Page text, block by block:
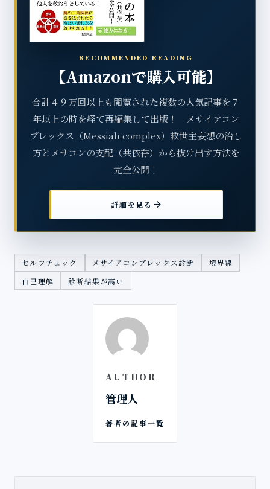
RECOMMENDED READING
【Amazonで購入可能】
合計４９万回以上も閲覧された複数の人気記事を７
年以上の時を経て再編集して出版！ メサイアコン
プレックス（Messiah complex）救世主妄想の治し
方とメサコンの支配（共依存）から抜け出す方法を
完全公開！
詳細を見る arrow_forward
セルフチェック メサイアコンプレックス診断
境界線
自己理解
診断結果が高い
AUTHOR
管理人
著者の記事一覧